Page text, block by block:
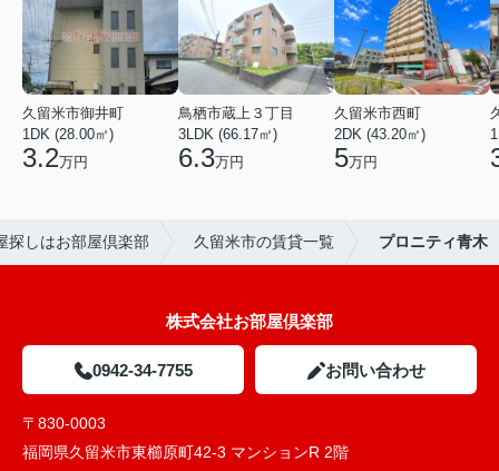
久留米市御井町
1DK (28.00㎡)
3.2万円
鳥栖市蔵上３丁目
3LDK (66.17㎡)
6.3万円
久留米市西町
2DK (43.20㎡)
5万円
探しはお部屋倶楽部 久留米市の賃貸一覧 プロニティ青木
株式会社お部屋倶楽部
0942-34-7755 お問い合わせ
〒830-0003
福岡県久留米市東櫛原町42-3 マンションR 2階